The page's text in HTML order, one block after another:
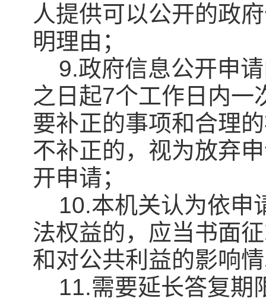
人提供可以公开的政
明理由；
9.政府信息公开申请
之日起7个工作日内一
要补正的事项和合理
不补正的，视为放弃
开申请；
10.本机关认为依申
法权益的，应当书面
和对公共利益的影响
11.需要延长答复期